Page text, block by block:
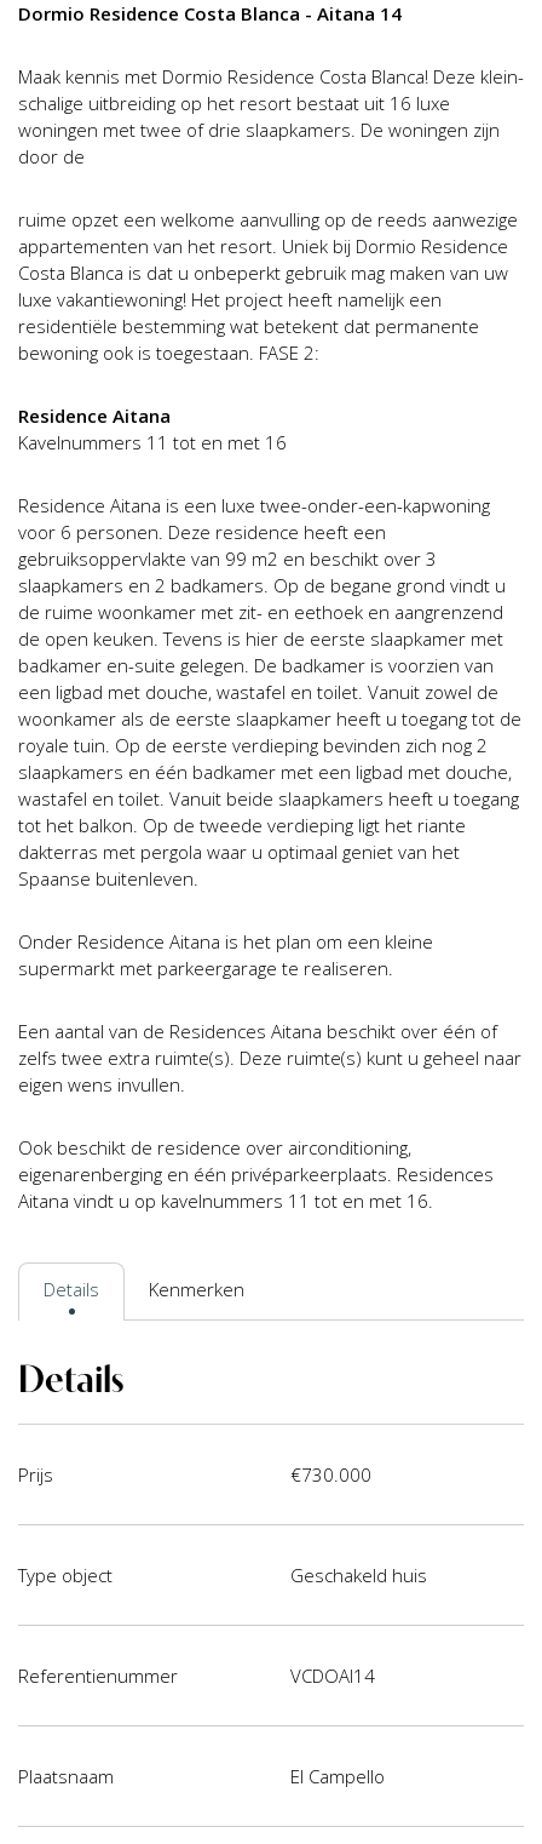
Dormio Residence Costa Blanca - Aitana 14
Maak kennis met Dormio Residence Costa Blanca! Deze klein­
schalige uitbreiding op het resort bestaat uit 16 luxe
woningen met twee of drie slaapkamers. De woningen zijn
door de
ruime opzet een welkome aanvulling op de reeds aanwezige
appartementen van het resort. Uniek bij Dormio Residence
Costa Blanca is dat u onbeperkt gebruik mag maken van uw
luxe vakantiewoning! Het project heeft namelijk een
residentiële bestemming wat betekent dat permanente
bewoning ook is toegestaan. FASE 2:
Residence Aitana
Kavelnummers 11 tot en met 16
Residence Aitana is een luxe twee-onder-een-kapwoning
voor 6 personen. Deze residence heeft een
gebruiksoppervlakte van 99 m2 en beschikt over 3
slaapkamers en 2 badkamers. Op de begane grond vindt u
de ruime woonkamer met zit- en eethoek en aangrenzend
de open keuken. Tevens is hier de eerste slaapkamer met
badkamer en-suite gelegen. De badkamer is voorzien van
een ligbad met douche, wastafel en toilet. Vanuit zowel de
woonkamer als de eerste slaapkamer heeft u toegang tot de
royale tuin. Op de eerste verdieping bevinden zich nog 2
slaapkamers en één badkamer met een ligbad met douche,
wastafel en toilet. Vanuit beide slaapkamers heeft u toegang
tot het balkon. Op de tweede verdieping ligt het riante
dakterras met pergola waar u optimaal geniet van het
Spaanse buitenleven.
Onder Residence Aitana is het plan om een kleine
supermarkt met parkeergarage te realiseren.
Een aantal van de Residences Aitana beschikt over één of
zelfs twee extra ruimte(s). Deze ruimte(s) kunt u geheel naar
eigen wens invullen.
Ook beschikt de residence over airconditioning,
eigenarenberging en één privéparkeerplaats. Residences
Aitana vindt u op kavelnummers 11 tot en met 16.
Details Kenmerken
Details
Prijs €730.000
Type object Geschakeld huis
Referentienummer VCDOAI14
Plaatsnaam El Campello